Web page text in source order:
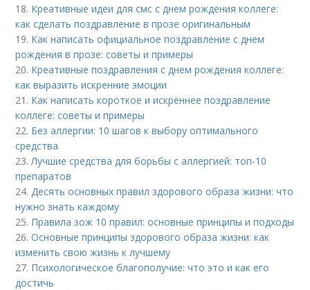
18. Креативные идеи для смс с днем рождения коллеге:
как сделать поздравление в прозе оригинальным
19. Как написать официальное поздравление с днем
рождения в прозе: советы и примеры
20. Креативные поздравления с днем рождения коллеге:
как выразить искренние эмоции
21. Как написать короткое и искреннее поздравление
коллеге: советы и примеры
22. Без аллергии: 10 шагов к выбору оптимального
средства
23. Лучшие средства для борьбы с аллергией: топ-10
препаратов
24. Десять основных правил здорового образа жизни: что
нужно знать каждому
25. Правила зож 10 правил: основные принципы и подходы
26.Основные принципы здорового образа жизни: как
изменить свою жизнь к лучшему
27. Психологическое благополучие: что это и как его
достичь